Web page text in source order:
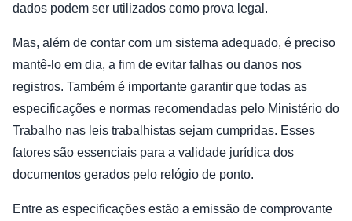
dados podem ser utilizados como prova legal.
Mas, além de contar com um sistema adequado, é preciso
mantê-lo em dia, a fim de evitar falhas ou danos nos
registros. Também é importante garantir que todas as
especificações e normas recomendadas pelo Ministério do
Trabalho nas leis trabalhistas sejam cumpridas. Esses
fatores são essenciais para a validade jurídica dos
documentos gerados pelo relógio de ponto.
Entre as especificações estão a emissão de comprovante